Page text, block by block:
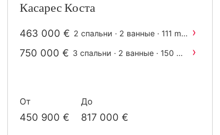
Касарес Коста
463 000 € 2 спальни · 2 ванные · 111 m ›
750 000 € 3 спальни · 2 ванные · 150 m ›
От
450 900 €
До
817 000 €